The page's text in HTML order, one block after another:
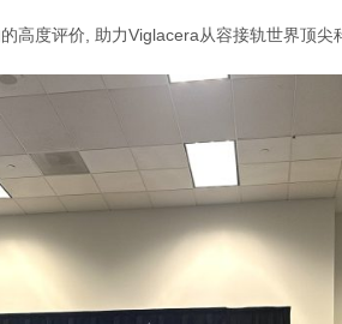
高度评价, 助力Viglacera从容接轨世界顶尖